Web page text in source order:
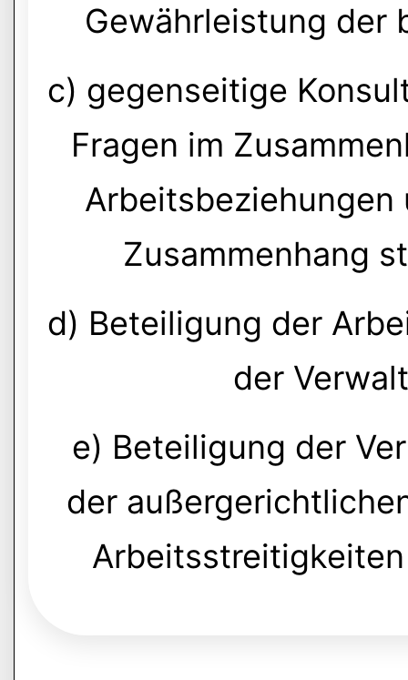
Gewährleistung der
c) gegenseitige
Fragen im
Zusammenhang
d) Beteiligung der
der
e) Beteiligung der
der